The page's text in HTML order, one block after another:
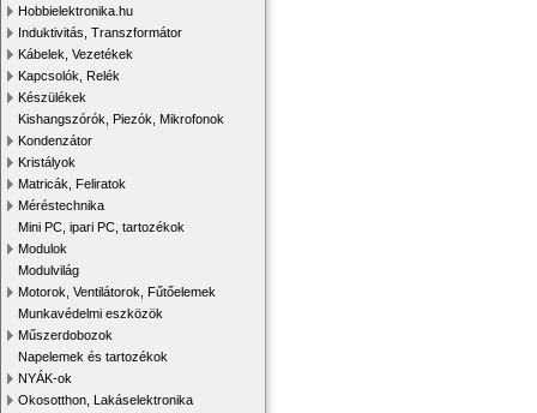
Hobbielektronika.hu
Induktivitás, Transzformátor
Kábelek, Vezetékek
Kapcsolók, Relék
Készülékek
Kishangszórók, Piezók, Mikrofonok
Kondenzátor
Kristályok
Matricák, Feliratok
Méréstechnika
Mini PC, ipari PC, tartozékok
Modulok
Modulvilág
Motorok, Ventilátorok, Fűtőelemek
Munkavédelmi eszközök
Műszerdobozok
Napelemek és tartozékok
NYÁK-ok
Okosotthon, Lakáselektronika